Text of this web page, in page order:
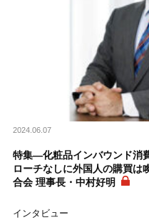
2024.06.07
特集―化粧品インバウンド
ローチなしに外国人の購買
合会 理事長・中村好明
インタビュー